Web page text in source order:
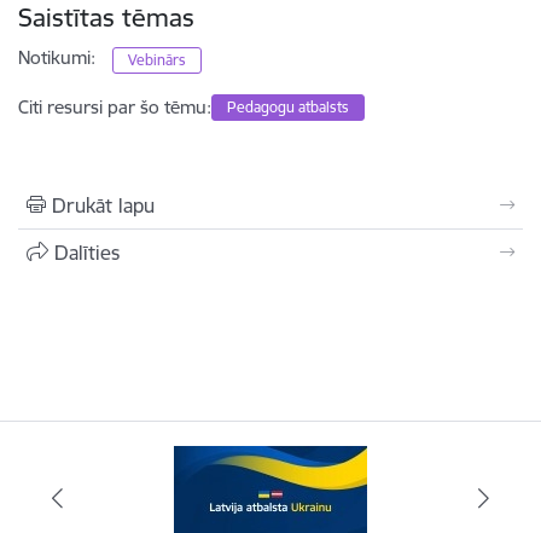
Saistītas tēmas
Notikumi: Vebinārs
Citi resursi par šo tēmu: Pedagogu atbalsts
Drukāt lapu
Dalīties